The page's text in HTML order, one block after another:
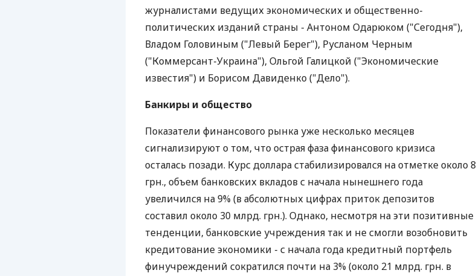
журналистами ведущих экономических и общественно-
политических изданий страны - Антоном Одарюком ("Сегодня"),
Владом Головиным ("Левый Берег"), Русланом Черным
("Коммерсант-Украина"), Ольгой Галицкой ("Экономические
известия") и Борисом Давиденко ("Дело").
Банкиры и общество
Показатели финансового рынка уже несколько месяцев
сигнализируют о том, что острая фаза финансового кризиса
осталась позади. Курс доллара стабилизировался на отметке около 8
грн., объем банковских вкладов с начала нынешнего года
увеличился на 9% (в абсолютных цифрах приток депозитов
составил около 30 млрд. грн.). Однако, несмотря на эти позитивные
тенденции, банковские учреждения так и не смогли возобновить
кредитование экономики - с начала года кредитный портфель
финучреждений сократился почти на 3% (около 21 млрд. грн. в